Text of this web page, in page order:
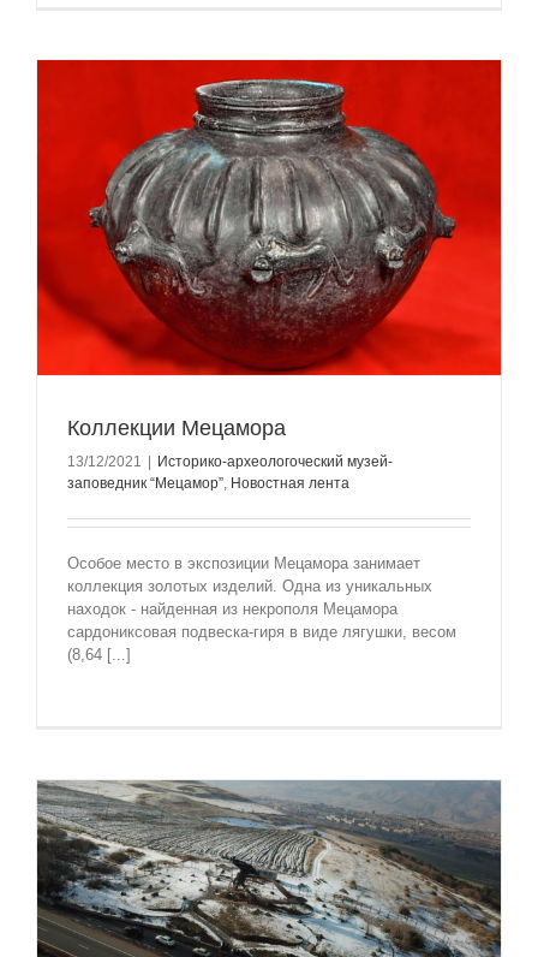
Коллекции Мецамора
13/12/2021
Историко-археологоческий музей-
заповедник “Мецамор”, Новостная лента
Особое место в экспозиции Мецамора занимает
коллекция золотых изделий. Одна из уникальных
находок - найденная из некрополя Мецамора
сардониксовая подвеска-гиря в виде лягушки, весом
(8,64 [...]